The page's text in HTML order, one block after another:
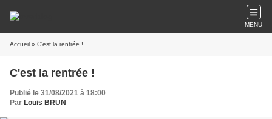
MENU
Accueil » C'est la rentrée !
C'est la rentrée !
Publié le 31/08/2021 à 18:00
Par Louis BRUN